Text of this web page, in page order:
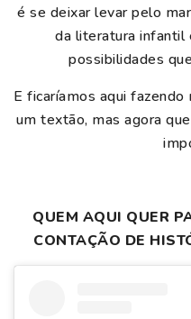
é se deixar levar pelo
da literatura infantil
possibilidades
E ficaríamos aqui
um textão, mas agora
QUEM AQUI QUER
CONTAÇÃO DE